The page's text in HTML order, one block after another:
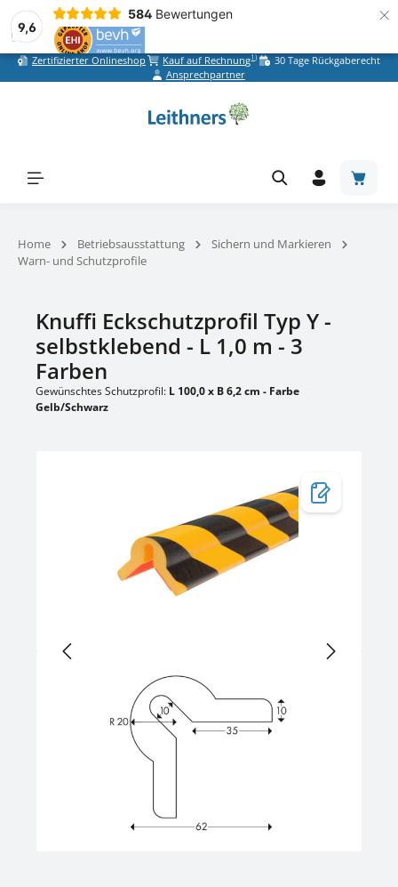
9,6
584 Bewertungen ×
Zum Hauptinhalt springen
Zertifizierter Onlineshop Kauf auf Rechnung1)
30 Tage Rückgaberecht
Ansprechpartner
Home Betriebsausstattung
Sichern und Markieren
Warn- und Schutzprofile
Knuffi Eckschutzprofil Typ Y -
selbstklebend - L 1,0 m - 3
Farben
Gewünschtes Schutzprofil: L 100,0 x B 6,2 cm - Farbe
Gelb/Schwarz